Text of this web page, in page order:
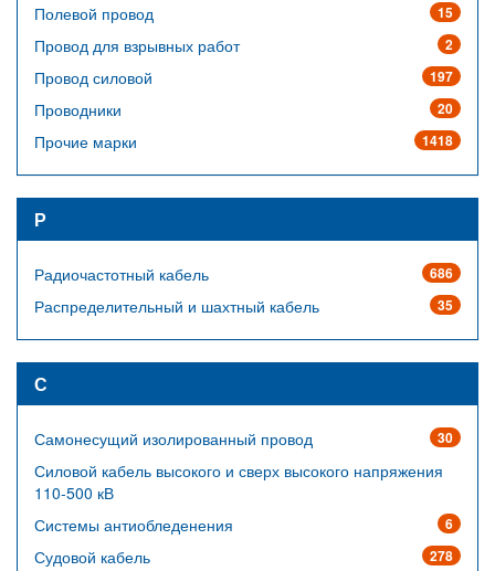
15
Полевой провод
2
Провод для взрывных работ
197
Провод силовой
20
Проводники
1418
Прочие марки
Р
686
Радиочастотный кабель
35
Распределительный и шахтный кабель
С
30
Самонесущий изолированный провод
Силовой кабель высокого и сверх высокого напряжения
110-500 кВ
6
Системы антиобледенения
278
Судовой кабель